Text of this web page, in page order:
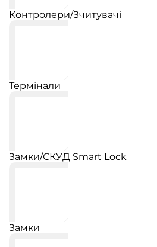
Контролери/Зчитувачі
Термінали
Замки/СКУД Smart Lock
Замки